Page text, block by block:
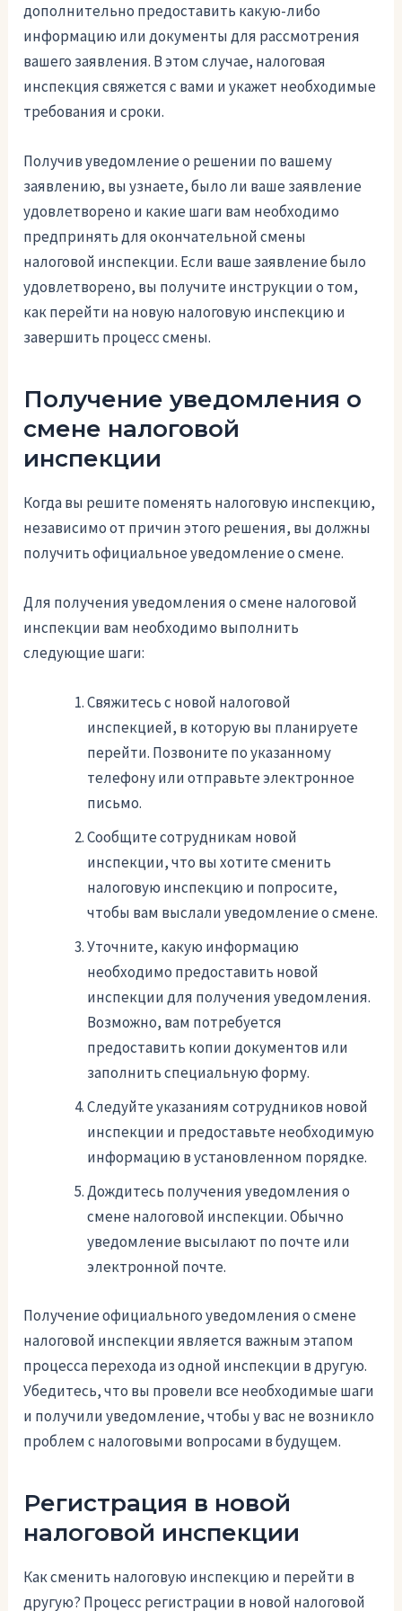
дополнительно предоставить какую-либо
информацию или документы для рассмотрения
вашего заявления. В этом случае, налоговая
инспекция свяжется с вами и укажет необходимые
требования и сроки.
Получив уведомление о решении по вашему
заявлению, вы узнаете, было ли ваше заявление
удовлетворено и какие шаги вам необходимо
предпринять для окончательной смены
налоговой инспекции. Если ваше заявление было
удовлетворено, вы получите инструкции о том,
как перейти на новую налоговую инспекцию и
завершить процесс смены.
Получение уведомления о
смене налоговой
инспекции
Когда вы решите поменять налоговую инспекцию,
независимо от причин этого решения, вы должны
получить официальное уведомление о смене.
Для получения уведомления о смене налоговой
инспекции вам необходимо выполнить
следующие шаги:
Свяжитесь с новой налоговой
инспекцией, в которую вы планируете
перейти. Позвоните по указанному
телефону или отправьте электронное
письмо.
Сообщите сотрудникам новой
инспекции, что вы хотите сменить
налоговую инспекцию и попросите,
чтобы вам выслали уведомление о смене.
Уточните, какую информацию
необходимо предоставить новой
инспекции для получения уведомления.
Возможно, вам потребуется
предоставить копии документов или
заполнить специальную форму.
Следуйте указаниям сотрудников новой
инспекции и предоставьте необходимую
информацию в установленном порядке.
Дождитесь получения уведомления о
смене налоговой инспекции. Обычно
уведомление высылают по почте или
электронной почте.
Получение официального уведомления о смене
налоговой инспекции является важным этапом
процесса перехода из одной инспекции в другую.
Убедитесь, что вы провели все необходимые шаги
и получили уведомление, чтобы у вас не возникло
проблем с налоговыми вопросами в будущем.
Регистрация в новой
налоговой инспекции
Как сменить налоговую инспекцию и перейти в
другую? Процесс регистрации в новой налоговой